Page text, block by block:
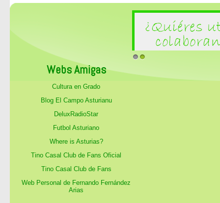
Webs Amigas
Cultura en Grado
Blog El Campo Asturianu
DeluxRadioStar
Futbol Asturiano
Where is Asturias?
Tino Casal Club de Fans Oficial
Tino Casal Club de Fans
Web Personal de Fernando Fernández
Arias